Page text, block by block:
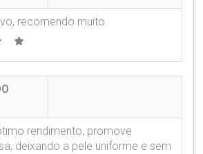
recomendo muito
rendimento, promove
deixando a pele uniforme e sem